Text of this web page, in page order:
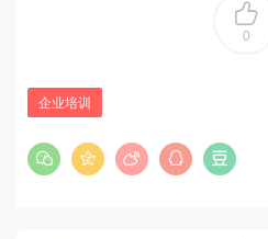
0
企业培训